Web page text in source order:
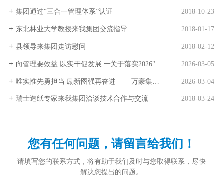
集团通过“三合一管理体系”认证 2018-10-23
东北林业大学教授来我集团交流指导 2018-01-17
县领导来集团走访慰问 2018-02-12
向管理要效益 以实干促发展 一关于落实2026"管理提升年"目标之一 2026-03-05
唯实惟先勇担当 励新图强再奋进 ——万豪集团荣获全县高质量发展先进集体称号 2026-03-04
瑞士造纸专家来我集团洽谈技术合作与交流 2018-03-24
您有任何问题，请留言给我们！
请填写您的联系方式，将有助于我们及时与您取得联系，尽快
解决您提出的问题。